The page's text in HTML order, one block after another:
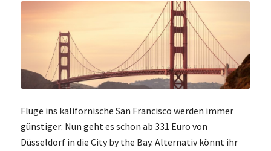
Flüge ins kalifornische San Francisco werden immer
günstiger: Nun geht es schon ab 331 Euro von
Düsseldorf in die City by the Bay. Alternativ könnt ihr